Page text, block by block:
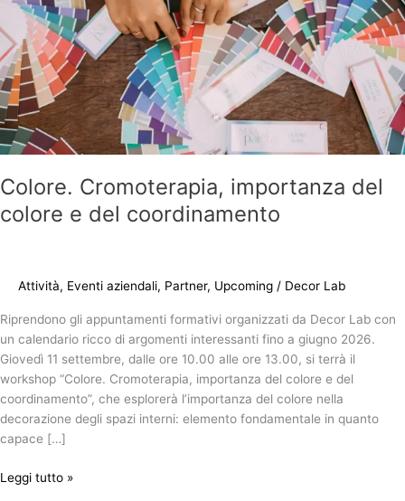
Colore. Cromoterapia, importanza del
colore e del coordinamento
Attività, Eventi aziendali, Partner, Upcoming / Decor Lab
Riprendono gli appuntamenti formativi organizzati da Decor Lab con
un calendario ricco di argomenti interessanti fino a giugno 2026.
Giovedì 11 settembre, dalle ore 10.00 alle ore 13.00, si terrà il
workshop “Colore. Cromoterapia, importanza del colore e del
coordinamento”, che esplorerà l’importanza del colore nella
decorazione degli spazi interni: elemento fondamentale in quanto
capace […]
coordinamento
Leggi tutto »